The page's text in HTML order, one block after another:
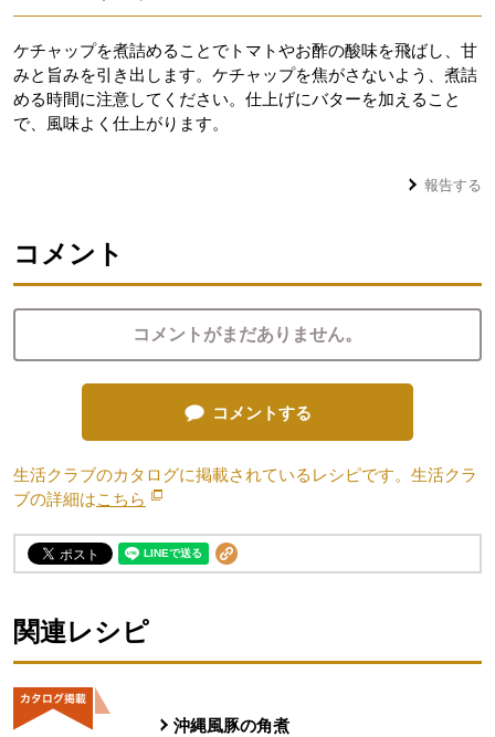
ケチャップを煮詰めることでトマトやお酢の酸味を飛ばし、甘
みと旨みを引き出します。ケチャップを焦がさないよう、煮詰
める時間に注意してください。仕上げにバターを加えること
で、風味よく仕上がります。
報告する
コメント
コメントがまだありません。
コメントする
生活クラブのカタログに掲載されているレシピです。生活クラ
ブの詳細はこちら 別のウィンドウで開きます。
関連レシピ
沖縄風豚の角煮